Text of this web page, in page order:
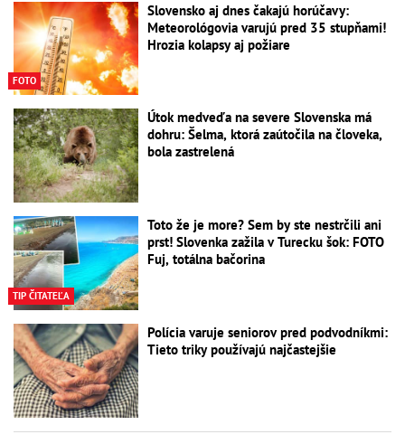
FOTO
Slovensko aj dnes čakajú horúčavy:
Meteorológovia varujú pred 35 stupňami!
Hrozia kolapsy aj požiare
Útok medveďa na severe Slovenska má
dohru: Šelma, ktorá zaútočila na človeka,
bola zastrelená
TIP ČITATEĽA
Toto že je more? Sem by ste nestrčili ani
prst! Slovenka zažila v Turecku šok: FOTO
Fuj, totálna bačorina
Polícia varuje seniorov pred podvodníkmi:
Tieto triky používajú najčastejšie